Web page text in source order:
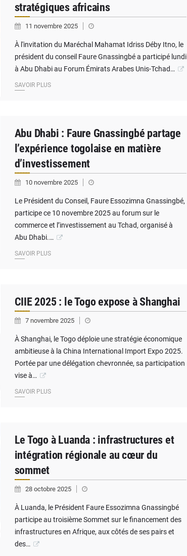
stratégiques africains
11 novembre 2025
À l'invitation du Maréchal Mahamat Idriss Déby Itno, le
président du conseil Faure Gnassingbé a participé lundi
à Abu Dhabi au Forum Émirats Arabes Unis-Tchad…
SAVOIR PLUS
Abu Dhabi : Faure Gnassingbé partage
l’expérience togolaise en matière
d’investissement
10 novembre 2025
Le Président du Conseil, Faure Essozimna Gnassingbé,
participe ce 10 novembre 2025 au forum sur le
commerce et l’investissement au Tchad, organisé à
Abu Dhabi.…
SAVOIR PLUS
CIIE 2025 : le Togo expose à Shanghai
7 novembre 2025
À Shanghai, le Togo déploie une stratégie économique
ambitieuse à la China International Import Expo 2025.
Portée par une délégation chevronnée, sa participation
vise à…
SAVOIR PLUS
Le Togo à Luanda : infrastructures et
intégration régionale au cœur du
sommet
28 octobre 2025
À Luanda, le Président Faure Essozimna Gnassingbé
participe au troisième Sommet sur le financement des
infrastructures en Afrique, aux côtés de ses pairs et
des…